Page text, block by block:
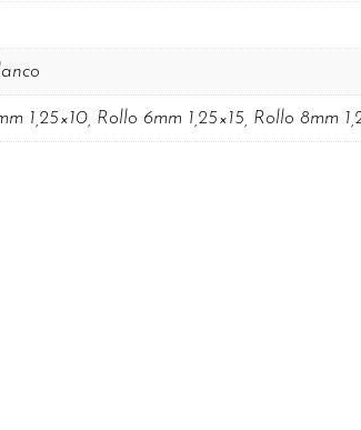
1,25×10, Rollo 6mm 1,25×15, Rollo 8mm